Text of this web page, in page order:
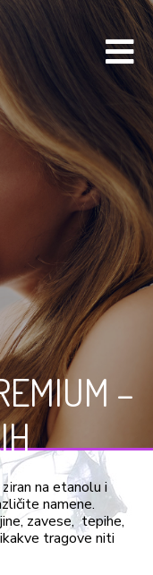
–
na etanolu i
namene.
zavese, tepihe,
tragove niti